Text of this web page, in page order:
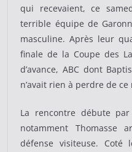
qui recevaient, ce
terrible équipe de
masculine. Après leur
finale de la Coupe des
d’avance, ABC dont
n’avait rien à perdre de ce
La rencontre débute
notamment
défense visiteuse.